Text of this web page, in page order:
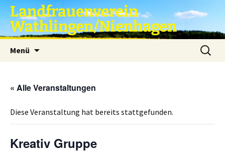
Zum
Inhalt
springen
Landfrauenverein
Wathlingen/Nienhagen
Menü
Suche
nach:
« Alle Veranstaltungen
Diese Veranstaltung hat bereits stattgefunden.
Kreativ Gruppe